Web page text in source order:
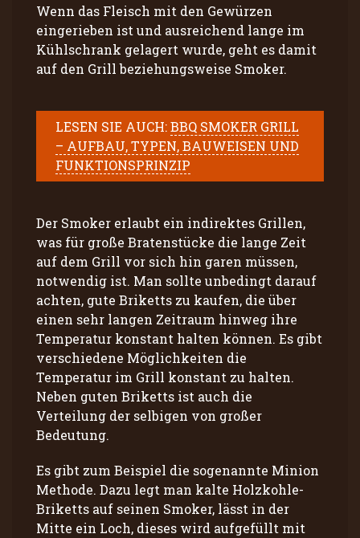
Wenn das Fleisch mit den Gewürzen
eingerieben ist und ausreichend lange im
Kühlschrank gelagert wurde, geht es damit
auf den Grill beziehungsweise Smoker.
LESEN SIE AUCH:BBQ SMOKER GRILL
– AUFBAU, TYPEN, BAUWEISEN UND
FUNKTIONSPRINZIP
Der Smoker erlaubt ein indirektes Grillen,
was für große Bratenstücke die lange Zeit
auf dem Grill vor sich hin garen müssen,
notwendig ist. Man sollte unbedingt darauf
achten, gute Briketts zu kaufen, die über
einen sehr langen Zeitraum hinweg ihre
Temperatur konstant halten können. Es gibt
verschiedene Möglichkeiten die
Temperatur im Grill konstant zu halten.
Neben guten Briketts ist auch die
Verteilung der selbigen von großer
Bedeutung.
Es gibt zum Beispiel die sogenannte Minion
Methode. Dazu legt man kalte Holzkohle-
Briketts auf seinen Smoker, lässt in der
Mitte ein Loch, dieses wird aufgefüllt mit